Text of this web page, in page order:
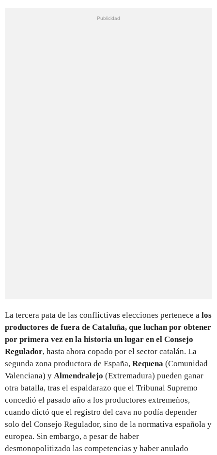
La tercera pata de las conflictivas elecciones pertenece a los
productores de fuera de Cataluña, que luchan por obtener
por primera vez en la historia un lugar en el Consejo
Regulador, hasta ahora copado por el sector catalán. La
segunda zona productora de España, Requena (Comunidad
Valenciana) y Almendralejo (Extremadura) pueden ganar
otra batalla, tras el espaldarazo que el Tribunal Supremo
concedió el pasado año a los productores extremeños,
cuando dictó que el registro del cava no podía depender
solo del Consejo Regulador, sino de la normativa española y
europea. Sin embargo, a pesar de haber
desmonopolitizado las competencias y haber anulado